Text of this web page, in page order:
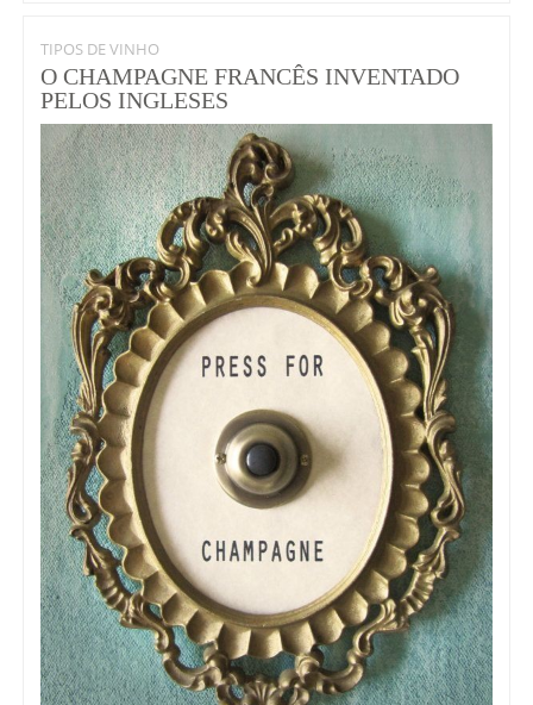
TIPOS DE VINHO
O CHAMPAGNE FRANCÊS INVENTADO
PELOS INGLESES